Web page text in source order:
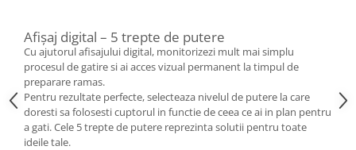
Afișaj digital – 5 trepte de putere
Cu ajutorul afisajului digital, monitorizezi mult mai simplu
procesul de gatire si ai acces vizual permanent la timpul de
preparare ramas.
Pentru rezultate perfecte, selecteaza nivelul de putere la care
doresti sa folosesti cuptorul in functie de ceea ce ai in plan pentru
a gati. Cele 5 trepte de putere reprezinta solutii pentru toate
ideile tale.